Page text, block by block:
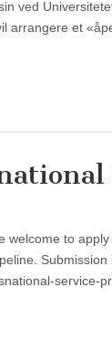
ved
arrangere et
welcome to
service-